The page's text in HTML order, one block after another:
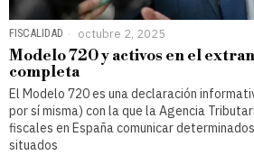
FISCALIDAD octubre 2, 2025
Modelo 720 y activos en el
completa
El Modelo 720 es una declaración
por sí misma) con la que la Agencia
fiscales en España comunicar
situados